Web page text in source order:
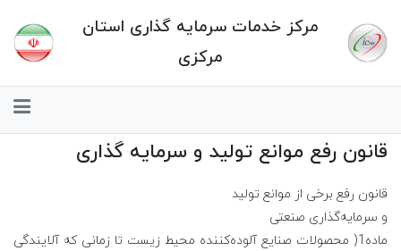
مرکز خدمات سرمایه گذاری استان
مرکزی
قانون رفع موانع تولید و سرمایه گذاری
قانون رفع برخی از موانع تولید
و سرمایه‌گذاری صنعتی
ماده1( محصولات صنایع آلوده‌کننده محیط زیست تا زمانی که آلایندگی